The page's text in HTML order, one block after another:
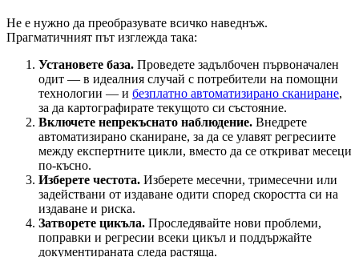
Не е нужно да преобразувате всичко наведнъж.
Прагматичният път изглежда така:
Установете база. Проведете задълбочен първоначален
одит — в идеалния случай с потребители на помощни
технологии — и безплатно автоматизирано сканиране,
за да картографирате текущото си състояние.
Включете непрекъснато наблюдение. Внедрете
автоматизирано сканиране, за да се улавят регресиите
между експертните цикли, вместо да се откриват месеци
по-късно.
Изберете честота. Изберете месечни, тримесечни или
задействани от издаване одити според скоростта си на
издаване и риска.
Затворете цикъла. Проследявайте нови проблеми,
поправки и регресии всеки цикъл и поддържайте
документираната следа растяща.